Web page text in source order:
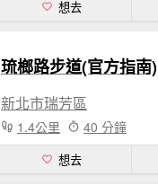
想去
琉榔路步道(官方指南)
新北市瑞芳區
1.4公里 40 分鐘
想去